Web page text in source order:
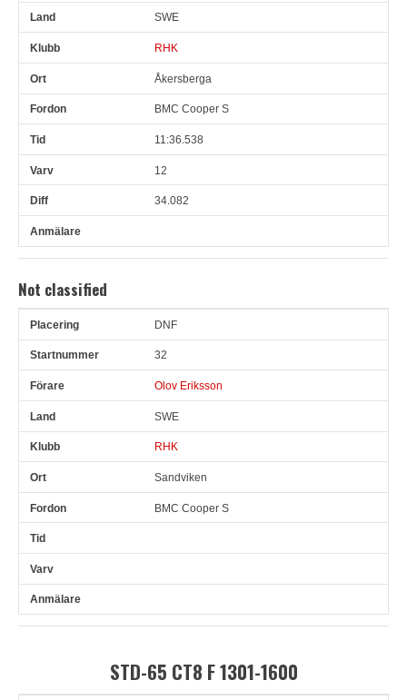
SWE
RHK
Åkersberga
BMC Cooper S
11:36.538
12
34.082
Not classified
Pl Snr Land
DNF
32
Olov Eriksson
SWE
RHK
Sandviken
BMC Cooper S
STD-65 CT8 F 1301-1600